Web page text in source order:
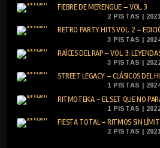
FIEBRE DE MERENGUE – VOL. 3
2 PISTAS |
RETRO PARTY HITS VOL. 2 –
3 PISTAS |
RAÍCES DEL RAP – VOL. 3:
3 PISTAS |
STREET LEGACY – CLÁSICOS DEL
1 PISTAS |
RITMOTEKA – EL SET QUE NO
1 PISTAS |
FIESTA TOTAL – RITMOS SIN
2 PISTAS |